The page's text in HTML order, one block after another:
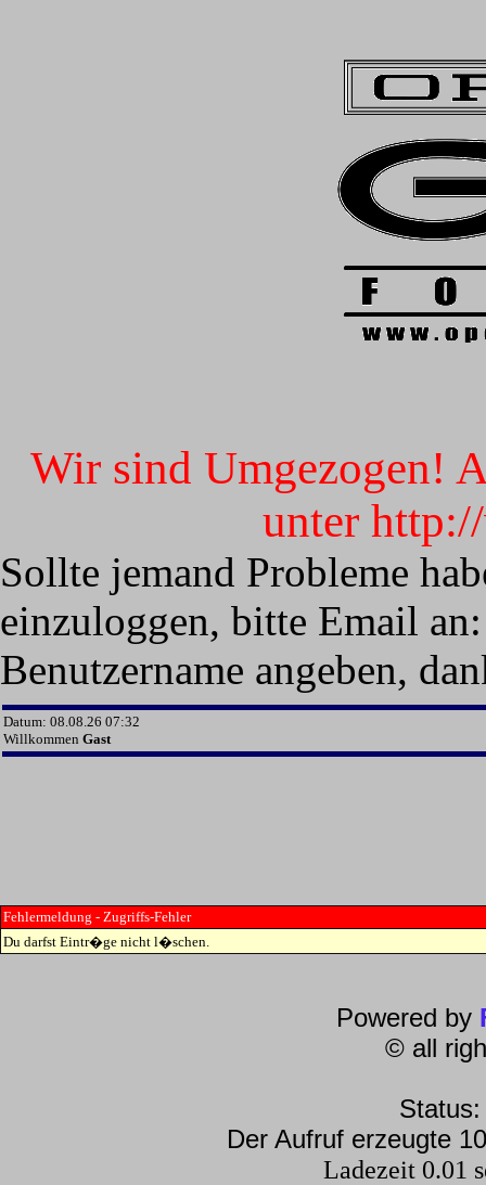
Wir sind Umgezogen!
unter
Sollte jemand Probleme
einzuloggen, bitte Email
Benutzername angeben,
Datum: 08.08.26 07:32
Willkommen Gast
Fehlermeldung - Zugriffs-Fehler
Du darfst Eintr�ge nicht l�schen.
Powered by
© all
Der Aufruf erzeugte
Ladezeit 0.01